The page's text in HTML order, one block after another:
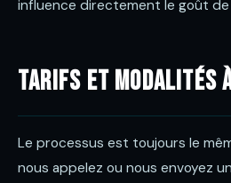
influence directement le goût de
Tarifs et modalités
Le processus est toujours le
nous appelez ou nous envoyez